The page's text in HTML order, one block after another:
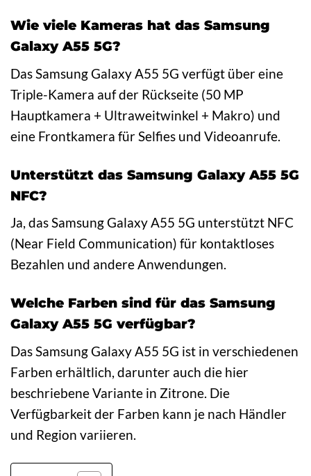
Wie viele Kameras hat das Samsung
Galaxy A55 5G?
Das Samsung Galaxy A55 5G verfügt über eine
Triple-Kamera auf der Rückseite (50 MP
Hauptkamera + Ultraweitwinkel + Makro) und
eine Frontkamera für Selfies und Videoanrufe.
Unterstützt das Samsung Galaxy A55 5G
NFC?
Ja, das Samsung Galaxy A55 5G unterstützt NFC
(Near Field Communication) für kontaktloses
Bezahlen und andere Anwendungen.
Welche Farben sind für das Samsung
Galaxy A55 5G verfügbar?
Das Samsung Galaxy A55 5G ist in verschiedenen
Farben erhältlich, darunter auch die hier
beschriebene Variante in Zitrone. Die
Verfügbarkeit der Farben kann je nach Händler
und Region variieren.